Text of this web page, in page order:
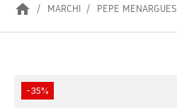
home MARCHI PEPE MENARGUES
-35%